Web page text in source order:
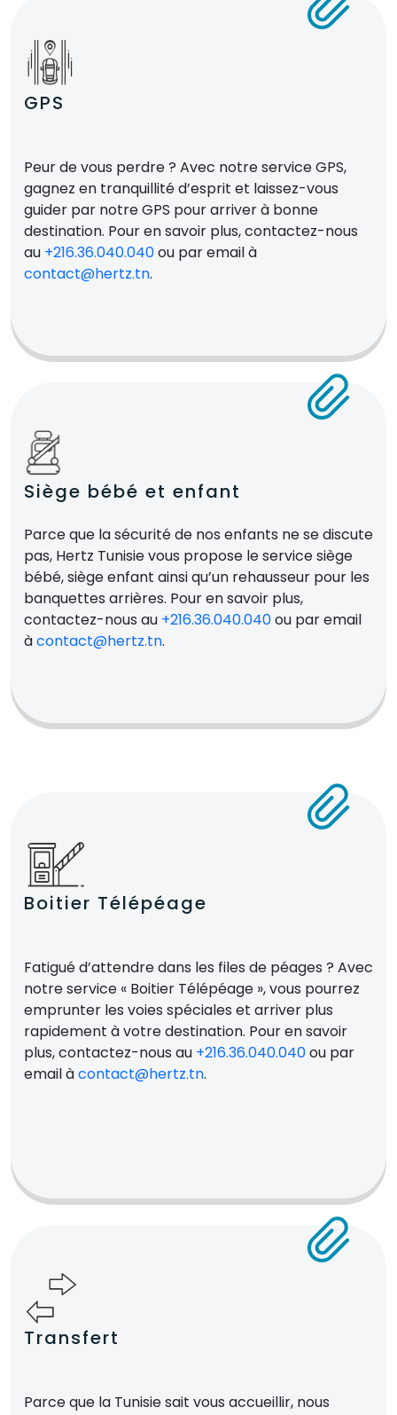
GPS
Peur de vous perdre ? Avec notre service GPS,
gagnez en tranquillité d’esprit et laissez-vous
guider par notre GPS pour arriver à bonne
destination. Pour en savoir plus, contactez-nous
au +216.36.040.040ou par email à
contact@hertz.tn.
Siège bébé et enfant
Parce que la sécurité de nos enfants ne se discute
pas, Hertz Tunisie vous propose le service siège
bébé, siège enfant ainsi qu’un rehausseur pour les
banquettes arrières. Pour en savoir plus,
contactez-nous au +216.36.040.040ou par email
àcontact@hertz.tn.
Boitier Télépéage
Fatigué d’attendre dans les files de péages ? Avec
notre service « Boitier Télépéage », vous pourrez
emprunter les voies spéciales et arriver plus
rapidement à votre destination. Pour en savoir
plus, contactez-nous au +216.36.040.040ou par
email àcontact@hertz.tn.
Transfert
Parce que la Tunisie sait vous accueillir, nous